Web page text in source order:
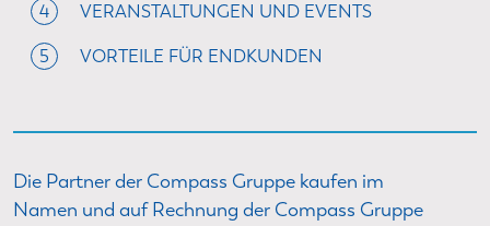
4 VERANSTALTUNGEN UND EVENTS
5 VORTEILE FÜR ENDKUNDEN
Die Partner der Compass Gruppe kaufen im
Namen und auf Rechnung der Compass Gruppe